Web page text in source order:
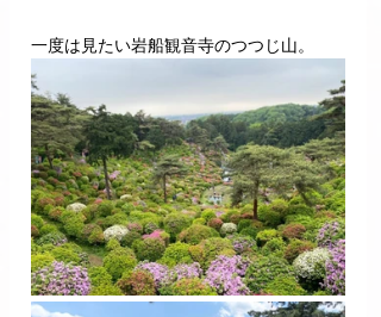
一度は見たい岩船観音寺のつつじ山。